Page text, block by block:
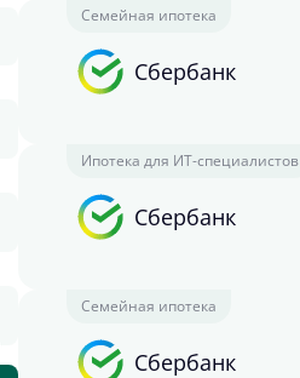
Семейная ипотека
Сбербанк
Ипотека для ИТ-специалистов
Сбербанк
Семейная ипотека
Сбербанк